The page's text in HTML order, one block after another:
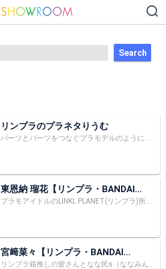
Search
リンプラのプラネタりうむ
パーツとパーツをつなぐプラモデルのように、 プラモデルとファンの皆さん、プラモデルと世界（＝プラネット）を つなぐアイドルを目指して組み立て中のグループです。 プラモデルの世界へ皆さんの背中を押す存在になるために、 その魅力をファンの皆さんと一緒に学び、 プラモデルの楽しさを世界中に広めていきます！
東恩納 瑠花【リンプラ・BANDAI
SPIRITS】
プラモアイドルのLINKL PLANET(リンプラ)所属 薔薇🌹アマゾナイト🏝担当
宮﨑菜々【リンプラ・BANDAI
SPIRITS】
リンプラ箱推しの皆さんとなな民s（ななみんず）の皆さんとプラモを語ったり、歌って楽しく過ごしたい💘 パーツとパーツをつなぐプラモデルのように、 プラモデルとファンの皆さん、プラモデルと世界（＝プラネット）を つなぐアイドルを目指して組み立て中のグループです。 プラモデルの世界へ皆さんの背中を押す存在になるために、 その魅力をファンの皆さんと一緒に学び、 プラモデルの楽しさを世界中に広めていきます！ LINKL PLANETの水色担当 《みやなな》こと宮﨑菜々です🐬 🌟誕生日 1月17日 🌟出身地 広島県 🌟趣味 お笑い・アニメ鑑賞、温泉巡り